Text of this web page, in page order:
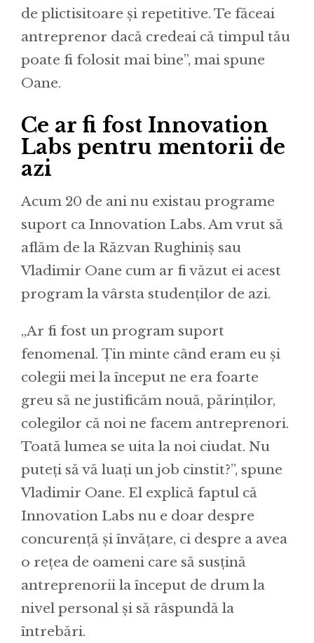
de plictisitoare și repetitive. Te făceai
antreprenor dacă credeai că timpul tău
poate fi folosit mai bine”, mai spune
Oane.
Ce ar fi fost Innovation
Labs pentru mentorii de
azi
Acum 20 de ani nu existau programe
suport ca Innovation Labs. Am vrut să
aflăm de la Răzvan Rughiniș sau
Vladimir Oane cum ar fi văzut ei acest
program la vârsta studenților de azi.
„Ar fi fost un program suport
fenomenal. Țin minte când eram eu și
colegii mei la început ne era foarte
greu să ne justificăm nouă, părinților,
colegilor că noi ne facem antreprenori.
Toată lumea se uita la noi ciudat. Nu
puteți să vă luați un job cinstit?”, spune
Vladimir Oane. El explică faptul că
Innovation Labs nu e doar despre
concurență și învățare, ci despre a avea
o rețea de oameni care să susțină
antreprenorii la început de drum la
nivel personal și să răspundă la
întrebări.